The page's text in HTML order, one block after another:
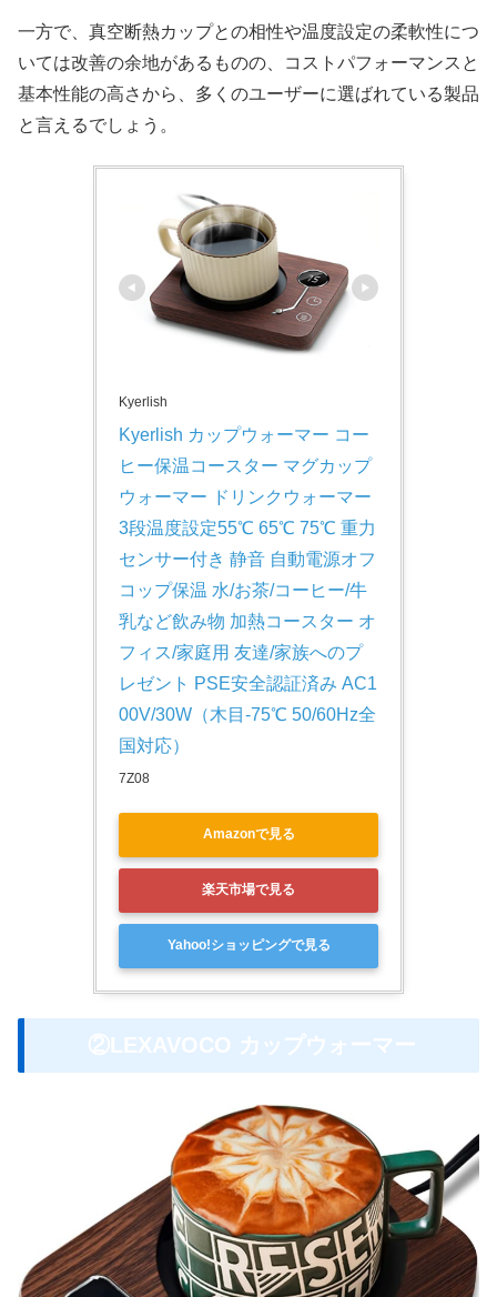
一方で、真空断熱カップとの相性や温度設定の柔軟性につ
いては改善の余地があるものの、コストパフォーマンスと
基本性能の高さから、多くのユーザーに選ばれている製品
と言えるでしょう。
Kyerlish
Kyerlish カップウォーマー コー
ヒー保温コースター マグカップ
ウォーマー ドリンクウォーマー
3段温度設定55℃ 65℃ 75℃ 重力
センサー付き 静音 自動電源オフ
コップ保温 水/お茶/コーヒー/牛
乳など飲み物 加熱コースター オ
フィス/家庭用 友達/家族へのプ
レゼント PSE安全認証済み AC1
00V/30W（木目-75℃ 50/60Hz全
国対応）
7Z08
Amazonで見る
楽天市場で見る
Yahoo!ショッピングで見る
②LEXAVOCO カップウォーマー